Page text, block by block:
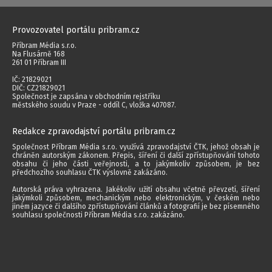
Provozovatel portálu pribram.cz
Příbram Média s.r.o.
Na Flusárně 168
261 01 Příbram III
IČ: 21829021
DIČ: CZ21829021
Společnost je zapsána v obchodním rejstříku
městského soudu v Praze - oddíl C, vložka 407087.
Redakce zpravodajství portálu pribram.cz
Společnost Příbram Média s.r.o. využívá zpravodajství ČTK, jehož obsah je
chráněn autorským zákonem. Přepis, šíření či další zpřístupňování tohoto
obsahu či jeho části veřejnosti, a to jakýmkoliv způsobem, je bez
předchozího souhlasu ČTK výslovně zakázáno.
Autorská práva vyhrazena. Jakékoliv užití obsahu včetně převzetí, šíření
jakýmkoli způsobem, mechanickým nebo elektronickým, v českém nebo
jiném jazyce či dalšího zpřístupňování článků a fotografií je bez písemného
souhlasu společnosti Příbram Média s.r.o. zakázáno.